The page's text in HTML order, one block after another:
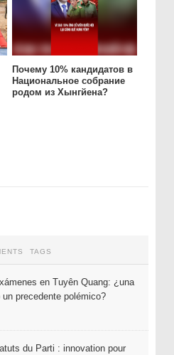
Почему 10% кандидатов в
Национальное собрание
родом из Хынгйена?
TAGS
en Tuyên Quang: ¿una
precedente polémico?
du Parti : innovation pour